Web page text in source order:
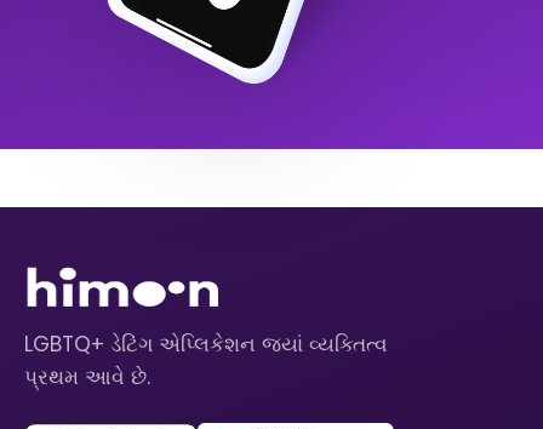
LGBTQ+ ડેટિંગ એપ્લિકેશન જ્યાં વ્યક્તિત્વ
પ્રથમ આવે છે.